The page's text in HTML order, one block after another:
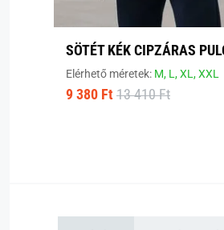
SÖTÉT KÉK CIPZÁRAS
Elérhető méretek: M, L,XL,XXL
9 380 Ft 13 410 Ft